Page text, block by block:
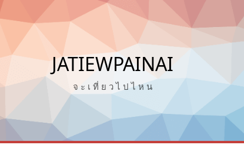
JATIEWPAINAI
จ ะ เ ที่ ย ว ไ ป ไ ห น